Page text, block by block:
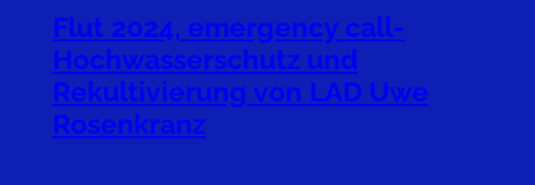
Flut 2024, emergency call-
Hochwasserschutz und
Rekultivierung von LAD Uwe
Rosenkranz